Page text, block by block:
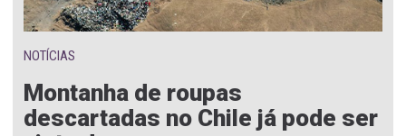
NOTÍCIAS
Montanha de roupas
descartadas no Chile já pode ser